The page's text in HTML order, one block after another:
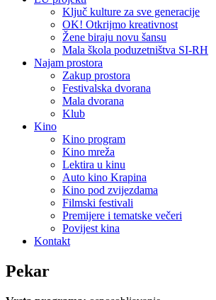
Ključ kulture za sve generacije
OK! Otkrijmo kreativnost
Žene biraju novu šansu
Mala škola poduzetništva SI-RH
Najam prostora
Zakup prostora
Festivalska dvorana
Mala dvorana
Klub
Kino
Kino program
Kino mreža
Lektira u kinu
Auto kino Krapina
Kino pod zvijezdama
Filmski festivali
Premijere i tematske večeri
Povijest kina
Kontakt
Pekar